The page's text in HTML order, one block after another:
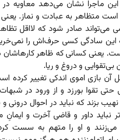
ماجرا نشان می‌دهد معاویه در
متظاهر به عبادت و نماز.
می‌تواند صادر شود که لااقل
این سادگی کسی حرف‌اش را
یعنی کسانی که ظاهر
و دروغ و ریا.
آن بازی اموی اندکی تغییر
تقوا بورزد و از ورود در
نهیب بزند که نباید در احوال
نباید داور و قاضی آخرت و
می‌زنند و او را متهم به سست